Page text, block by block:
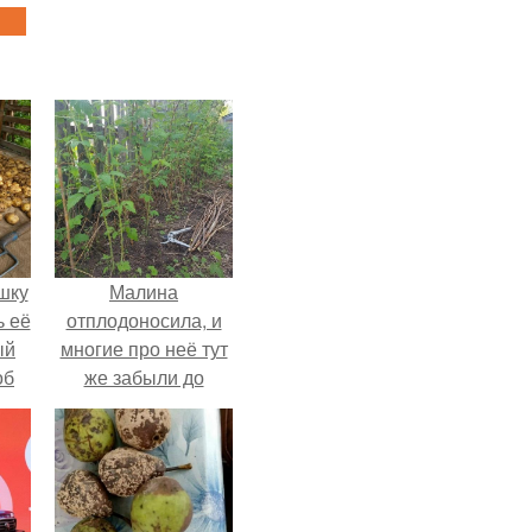
её
с
Малина
отплодоносила, и
многие про неё тут
же забыли до
следующего лета.